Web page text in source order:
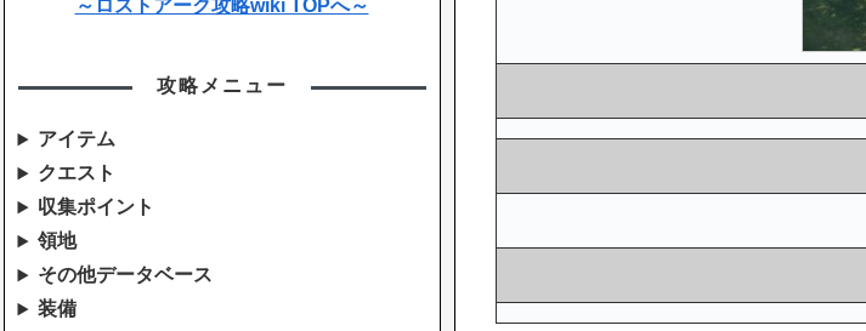
～ロストアーク攻略wiki TOPへ～
攻略メニュー
アイテム
クエスト
収集ポイント
領地
その他データベース
装備